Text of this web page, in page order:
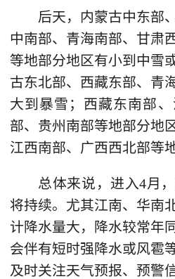
后天，内蒙古中东部、
中南部、青海南部、甘肃
等地部分地区有小到中雪
古东北部、西藏东部、青
大到暴雪；西藏东南部
部、贵州南部等地部分地
江西南部、广西西北部等
总体来说，进入4月，
将持续。尤其江南、华南
计降水量大，降水较常年
会伴有短时强降水或风雹
及时关注天气预报、预警